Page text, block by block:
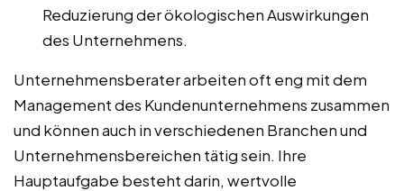
Reduzierung der ökologischen Auswirkungen
des Unternehmens.
Unternehmensberater arbeiten oft eng mit dem
Management des Kundenunternehmens zusammen
und können auch in verschiedenen Branchen und
Unternehmensbereichen tätig sein. Ihre
Hauptaufgabe besteht darin, wertvolle